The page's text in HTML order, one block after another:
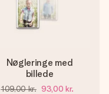
Nøgleringe med
billede
109,00 kr. 93,00 kr.